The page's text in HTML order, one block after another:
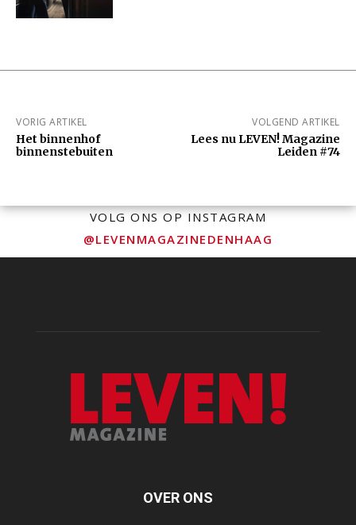
VORIG ARTIKEL
Het binnenhof
binnenstebuiten
VOLGEND ARTIKEL
Lees nu LEVEN! Magazine
Leiden #74
VOLG ONS OP INSTAGRAM
@LEVENMAGAZINEDENHAAG
OVER ONS